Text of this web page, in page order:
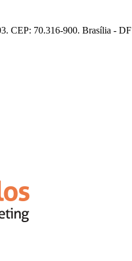
CEP: 70.316-900. Brasília - DF